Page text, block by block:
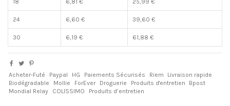
18 6,81 € 25,99 €
24 6,60 € 39,60 €
30 6,19 € 61,88 €
Acheter-Futé Paypal HG Paiements Sécurisés Riem
Livraison rapide
Biodégradable
Mollie ForEver Droguerie Produits d'entretien
Bpost
Mondial Relay
COLISSIMO Produits d’entretien